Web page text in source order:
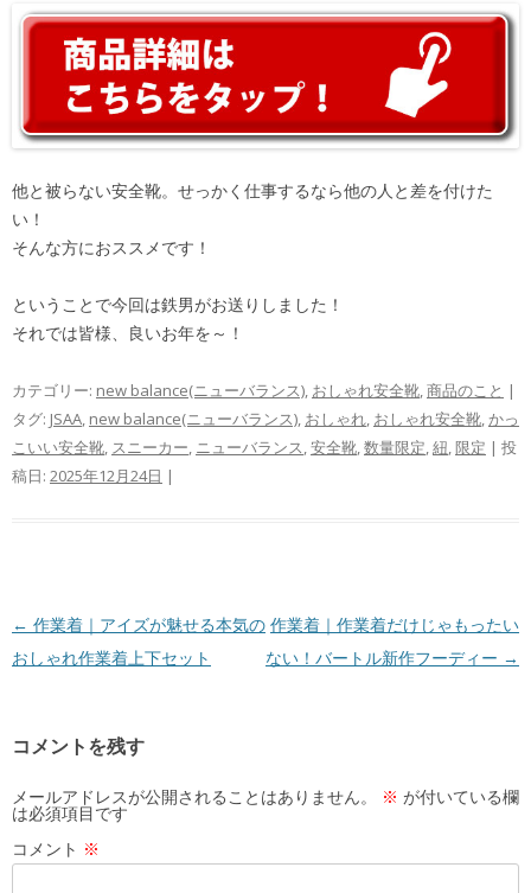
他と被らない安全靴。せっかく仕事するなら他の人と差を付けた
い！
そんな方におススメです！
ということで今回は鉄男がお送りしました！
それでは皆様、良いお年を～！
カテゴリー: new balance(ニューバランス), おしゃれ安全靴,商品のこと |
タグ: JSAA, new balance(ニューバランス), おしゃれ, おしゃれ安全靴,かっ
こいい安全靴, スニーカー, ニューバランス,安全靴,数量限定,紐,限定 | 投
稿日: 2025年12月24日 |
投
稿
ゲ
ー
シ
ョ
← 作業着｜アイズが魅せる本気の
おしゃれ作業着上下セット
作業着｜作業着だけじゃもったい
ない！バートル新作フーディー →
コメントを残す
メールアドレスが公開されることはありません。 ※ が付いている欄
は必須項目です
コメント ※